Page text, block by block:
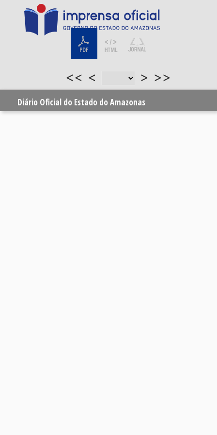
<< < > >>
Diário Oficial do Estado do Amazonas